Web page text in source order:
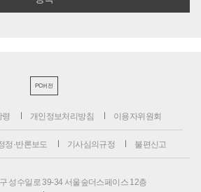
PC버전
령 개인정보처리방침 이용자위원회
정·반론보도 기사심의규정 불편신고
성수일로 39-34 서울숲더스페이스 12층